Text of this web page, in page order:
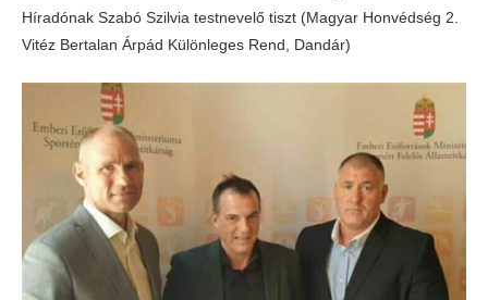
Híradónak Szabó Szilvia testnevelő tiszt (Magyar Honvédség 2.
Vitéz Bertalan Árpád Különleges Rend, Dandár)